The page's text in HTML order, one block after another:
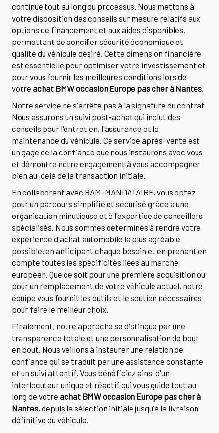
continue tout au long du processus. Nous mettons à
votre disposition des conseils sur mesure relatifs aux
options de financement et aux aides disponibles,
permettant de concilier sécurité économique et
qualité du véhicule désiré. Cette dimension financière
est essentielle pour optimiser votre investissement et
pour vous fournir les meilleures conditions lors de
votre achat BMW occasion Europe pas cher à Nantes.
Notre service ne s'arrête pas à la signature du contrat.
Nous assurons un suivi post-achat qui inclut des
conseils pour l'entretien, l'assurance et la
maintenance du véhicule. Ce service après-vente est
un gage de la confiance que nous instaurons avec vous
et démontre notre engagement à vous accompagner
bien au-delà de la transaction initiale.
En collaborant avec BAM-MANDATAIRE, vous optez
pour un parcours simplifié et sécurisé grâce à une
organisation minutieuse et à l'expertise de conseillers
spécialisés. Nous sommes déterminés à rendre votre
expérience d'achat automobile la plus agréable
possible, en anticipant chaque besoin et en prenant en
compte toutes les spécificités liées au marché
européen. Que ce soit pour une première acquisition ou
pour un remplacement de votre véhicule actuel, notre
équipe vous fournit les outils et le soutien nécessaires
pour faire le meilleur choix.
Finalement, notre approche se distingue par une
transparence totale et une personnalisation de bout
en bout. Nous veillons à instaurer une relation de
confiance qui se traduit par une assistance constante
et un suivi attentif. Vous bénéficiez ainsi d'un
interlocuteur unique et réactif qui vous guide tout au
long de votre achat BMW occasion Europe pas cher à
Nantes, depuis la sélection initiale jusqu'à la livraison
définitive du véhicule.